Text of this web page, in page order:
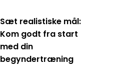
Sæt realistiske mål:
Kom godt fra start
med din
begyndertræning